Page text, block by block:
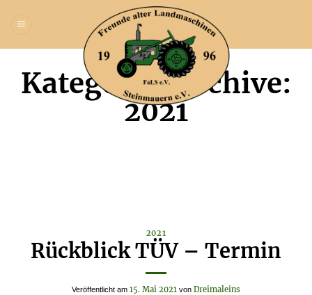
Inhalt
Kategorie-Archive:
2021
2021
Rückblick TÜV – Termin
Veröffentlicht am 15. Mai 2021 von Dreimaleins